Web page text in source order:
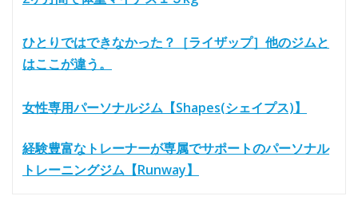
ひとりではできなかった？［ライザップ］他のジムと
はここが違う。
女性専用パーソナルジム【Shapes(シェイプス)】
経験豊富なトレーナーが専属でサポートのパーソナル
トレーニングジム【Runway】